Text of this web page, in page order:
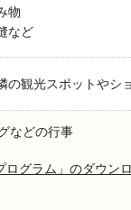
物
など
の観光スポットやシ
などの行事